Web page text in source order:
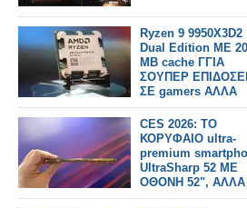
Ryzen 9 9950X3D2
Dual Edition ΜΕ
MB cache ΓΓΙΑ
ΣΟΥΠΕΡ
ΣΕ gamers ΑΛΛΑ
ΚΑΙcreators
CES 2026: ΤΟ
ΚΟΡΥΦΑΙΟ ultra-
premium
UltraSharp 52 ΜΕ
ΟΘΟΝΗ 52", ΑΛΛΑ
ΚΑΙ ΟΙΚΙΚΑΚΟ